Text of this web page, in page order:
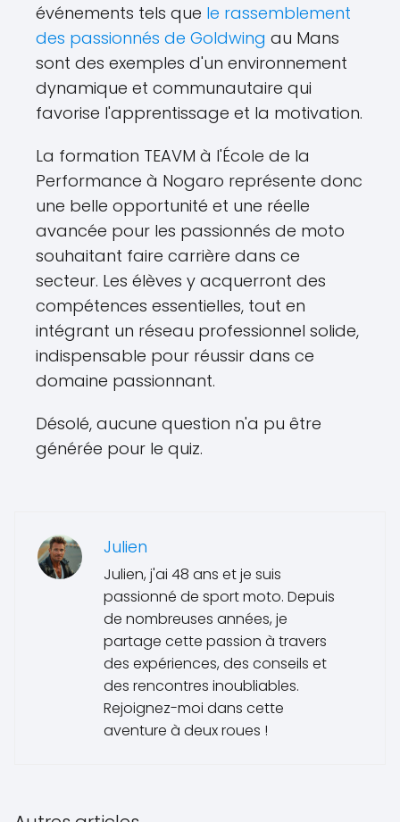
événements tels que le rassemblement
des passionnés de Goldwing au Mans
sont des exemples d'un environnement
dynamique et communautaire qui
favorise l'apprentissage et la motivation.
La formation TEAVM à l'École de la
Performance à Nogaro représente donc
une belle opportunité et une réelle
avancée pour les passionnés de moto
souhaitant faire carrière dans ce
secteur. Les élèves y acquerront des
compétences essentielles, tout en
intégrant un réseau professionnel solide,
indispensable pour réussir dans ce
domaine passionnant.
Désolé, aucune question n'a pu être
générée pour le quiz.
Julien
Julien, j'ai 48 ans et je suis
passionné de sport moto. Depuis
de nombreuses années, je
partage cette passion à travers
des expériences, des conseils et
des rencontres inoubliables.
Rejoignez-moi dans cette
aventure à deux roues !